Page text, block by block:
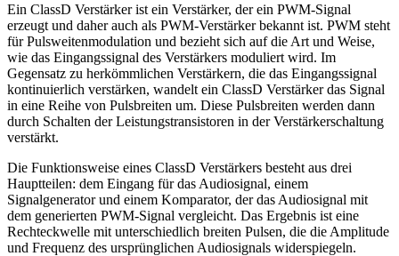
Ein ClassD Verstärker ist ein Verstärker, der ein PWM-Signal
erzeugt und daher auch als PWM-Verstärker bekannt ist. PWM steht
für Pulsweitenmodulation und bezieht sich auf die Art und Weise,
wie das Eingangssignal des Verstärkers moduliert wird. Im
Gegensatz zu herkömmlichen Verstärkern, die das Eingangssignal
kontinuierlich verstärken, wandelt ein ClassD Verstärker das Signal
in eine Reihe von Pulsbreiten um. Diese Pulsbreiten werden dann
durch Schalten der Leistungstransistoren in der Verstärkerschaltung
verstärkt.
Die Funktionsweise eines ClassD Verstärkers besteht aus drei
Hauptteilen: dem Eingang für das Audiosignal, einem
Signalgenerator und einem Komparator, der das Audiosignal mit
dem generierten PWM-Signal vergleicht. Das Ergebnis ist eine
Rechteckwelle mit unterschiedlich breiten Pulsen, die die Amplitude
und Frequenz des ursprünglichen Audiosignals widerspiegeln.